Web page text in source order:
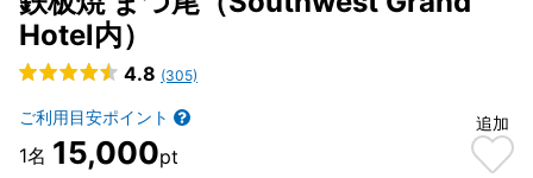
Hotel内）
4.8 (305)
ご利用目安ポイント
15,000
追加